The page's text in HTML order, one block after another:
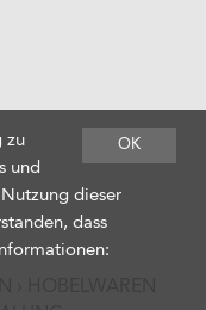
OK
zu
und
dieser
dass